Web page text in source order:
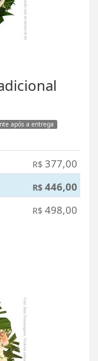
após a entrega
R$ 377,00
R$ 446,00
R$ 498,00